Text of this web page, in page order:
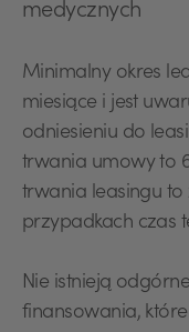
medycznych
Minimalny okres
miesiące i jest
odniesieniu do
trwania umowy to
trwania leasingu to
przypadkach czas
Nie istnieją
finansowania,